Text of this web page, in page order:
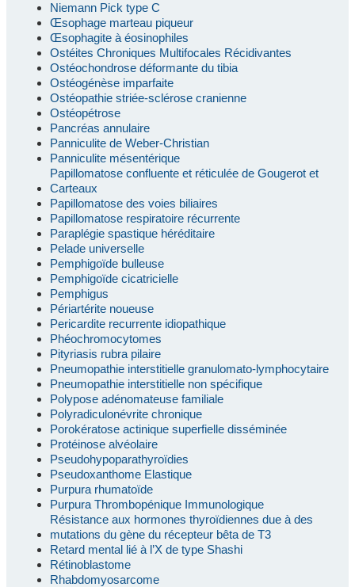
Niemann Pick type C
Œsophage marteau piqueur
Œsophagite à éosinophiles
Ostéites Chroniques Multifocales Récidivantes
Ostéochondrose déformante du tibia
Ostéogénèse imparfaite
Ostéopathie striée-sclérose cranienne
Ostéopétrose
Pancréas annulaire
Panniculite de Weber-Christian
Panniculite mésentérique
Papillomatose confluente et réticulée de Gougerot et
Carteaux
Papillomatose des voies biliaires
Papillomatose respiratoire récurrente
Paraplégie spastique héréditaire
Pelade universelle
Pemphigoïde bulleuse
Pemphigoïde cicatricielle
Pemphigus
Périartérite noueuse
Pericardite recurrente idiopathique
Phéochromocytomes
Pityriasis rubra pilaire
Pneumopathie interstitielle granulomato-lymphocytaire
Pneumopathie interstitielle non spécifique
Polypose adénomateuse familiale
Polyradiculonévrite chronique
Porokératose actinique superfielle disséminée
Protéinose alvéolaire
Pseudohypoparathyroïdies
Pseudoxanthome Elastique
Purpura rhumatoïde
Purpura Thrombopénique Immunologique
Résistance aux hormones thyroïdiennes due à des
mutations du gène du récepteur bêta de T3
Retard mental lié à l’X de type Shashi
Rétinoblastome
Rhabdomyosarcome